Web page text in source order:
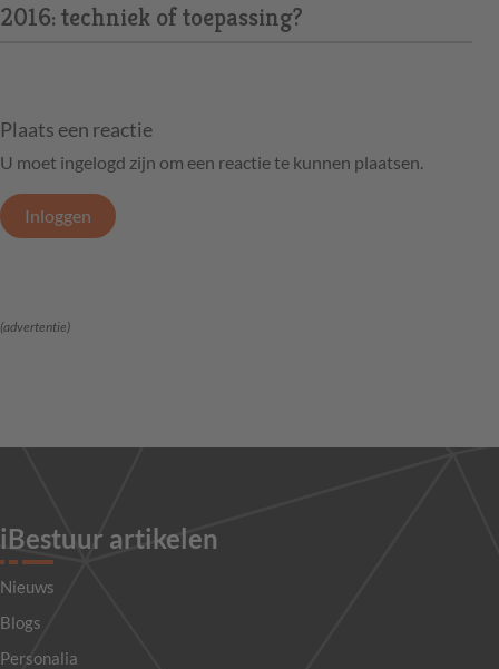
2016: techniek of toepassing?
Plaats een reactie
U moet ingelogd zijn om een reactie te kunnen plaatsen.
Inloggen
(advertentie)
iBestuur artikelen
Nieuws
Blogs
Personalia